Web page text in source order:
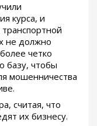
курса, и
не должно
четко
базу, чтобы
мошенничества
считая, что
их бизнесу.